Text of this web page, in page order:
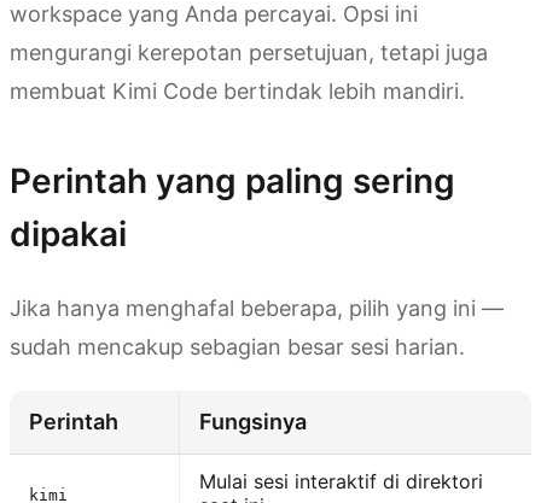
workspace yang Anda percayai. Opsi ini
mengurangi kerepotan persetujuan, tetapi juga
membuat Kimi Code bertindak lebih mandiri.
Perintah yang paling sering
dipakai
Jika hanya menghafal beberapa, pilih yang ini —
sudah mencakup sebagian besar sesi harian.
Perintah Fungsinya
kimi
Mulai sesi interaktif di direktori